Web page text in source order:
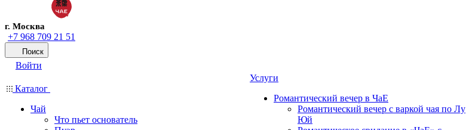
г. Москва
+7 968 709 21 51
Поиск
Войти
Каталог
Чай
Что пьет основатель
Услуги
Романтический вечер в ЧаЕ
Романтический вечер с варкой чая по Лу
Юй